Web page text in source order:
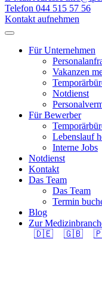
Telefon 044 515 57 56
Kontakt aufnehmen
Für Unternehmen
Vakanzen
Notdienst
Für Bewerber
Lebenslauf
Interne Jobs
Notdienst
Kontakt
Das Team
Das Team
Termin
Blog
Zur
🇩🇪
🇬🇧